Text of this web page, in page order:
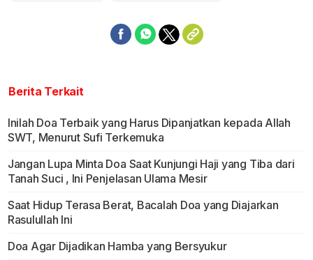
Berita Terkait
Inilah Doa Terbaik yang Harus Dipanjatkan kepada Allah
SWT, Menurut Sufi Terkemuka
Jangan Lupa Minta Doa Saat Kunjungi Haji yang Tiba dari
Tanah Suci , Ini Penjelasan Ulama Mesir
Saat Hidup Terasa Berat, Bacalah Doa yang Diajarkan
Rasulullah Ini
Doa Agar Dijadikan Hamba yang Bersyukur